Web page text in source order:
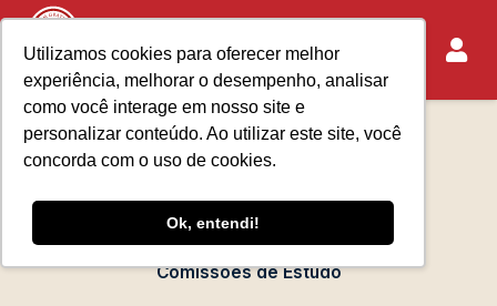
Utilizamos cookies para oferecer melhor
experiência, melhorar o desempenho, analisar
como você interage em nosso site e
personalizar conteúdo. Ao utilizar este site, você
concorda com o uso de cookies.
Ok, entendi!
Sobre o IASP
Requisitos de Associação
Escola Paulista de Advocacia
Acontece no IASP
Eventos
Comissões de Estudo